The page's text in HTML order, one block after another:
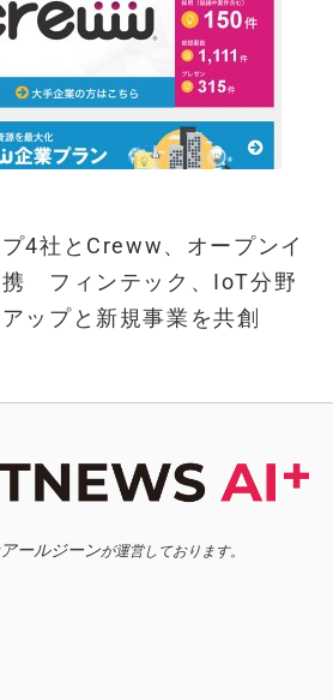
4社とCreww、オープンイ
携 フィンテック、IoT分野
ップと新規事業を共創
ールジーンが運営しております。